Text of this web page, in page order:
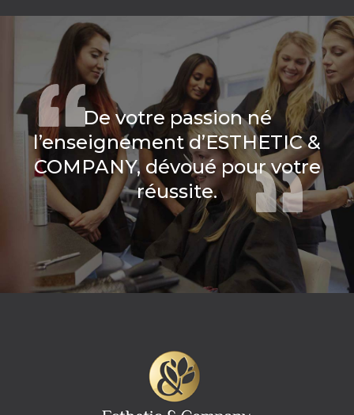
De votre passion né
l’enseignement d’ESTHETIC &
COMPANY, dévoué pour votre
réussite.